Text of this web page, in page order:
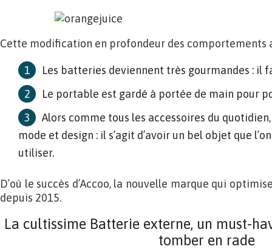
Cette modification en profondeur des comportements
Les batteries deviennent très gourmandes : il
Le portable est gardé à portée de main pour
Alors comme tous les accessoires du
mode et design : il s’agit d’avoir un bel objet que
utiliser.
D’où le succès d’Accoo, la nouvelle marque qui
depuis 2015.
La cultissime Batterie externe, un must-
tomber en rade